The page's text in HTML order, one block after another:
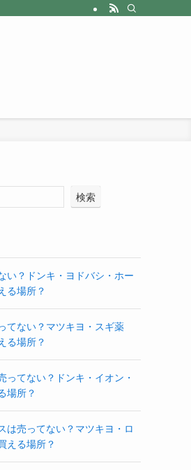
検索
い？ドンキ・ヨドバシ・ホー
る場所？
てない？マツキヨ・スギ薬
る場所？
ってない？ドンキ・イオン・
場所？
は売ってない？マツキヨ・ロ
える場所？